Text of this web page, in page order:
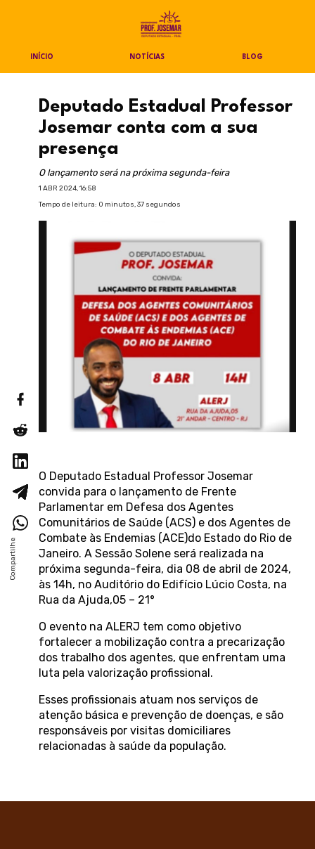
INÍCIO NOTÍCIAS BLOG
Deputado Estadual Professor
Josemar conta com a sua
presença
O lançamento será na próxima segunda-feira
1 ABR 2024, 16:58
Tempo de leitura: 0 minutos, 37 segundos
O Deputado Estadual Professor Josemar
convida para o lançamento de Frente
Parlamentar em Defesa dos Agentes
Comunitários de Saúde (ACS) e dos Agentes de
Combate às Endemias (ACE)do Estado do Rio de
Janeiro. A Sessão Solene será realizada na
próxima segunda-feira, dia 08 de abril de 2024,
às 14h, no Auditório do Edifício Lúcio Costa, na
Rua da Ajuda,05 – 21°
O evento na ALERJ tem como objetivo
fortalecer a mobilização contra a precarização
dos trabalho dos agentes, que enfrentam uma
luta pela valorização profissional.
Esses profissionais atuam nos serviços de
atenção básica e prevenção de doenças, e são
responsáveis por visitas domiciliares
relacionadas à saúde da população.